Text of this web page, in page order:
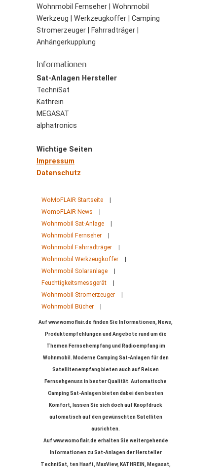
Wohnmobil Fernseher | Wohnmobil
Werkzeug | Werkzeugkoffer | Camping
Stromerzeuger | Fahrradträger |
Anhängerkupplung
Informationen
Sat-Anlagen Hersteller
TechniSat
Kathrein
MEGASAT
alphatronics
Wichtige Seiten
Impressum
Datenschutz
WoMoFLAIR Startseite
WomoFLAIR News
Wohnmobil Sat-Anlage
Wohnmobil Fernseher
Wohnmobil Fahrradträger
Wohnmobil Werkzeugkoffer
Wohnmobil Solaranlage
Feuchtigkeitsmessgerät
Wohnmobil Stromerzeuger
Wohnmobil Bücher
Auf www.womoflair.de finden Sie Informationen, News,
Produktempfehlungen und Angebote rund um die
Themen Fernsehempfang und Radioempfang im
Wohnmobil. Moderne Camping Sat-Anlagen für den
Satellitenempfang bieten auch auf Reisen
Fernsehgenuss in bester Qualität. Automatische
Camping Sat-Anlagen bieten dabei den besten
Komfort, lassen Sie sich doch auf Knopfdruck
automatisch auf den gewünschten Satelliten
ausrichten.
Auf www.womoflair.de erhalten Sie weitergehende
Informationen zu Sat-Anlagen der Hersteller
TechniSat, ten Haaft, MaxView, KATHREIN, Megasat,